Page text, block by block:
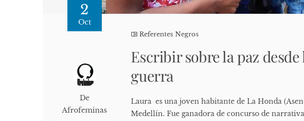
2
Oct
De
Afrofeminas
Referentes Negros
Escribir sobre la paz desde
guerra
Laura es una joven habitante de La Honda
Medellín. Fue ganadora de concurso de